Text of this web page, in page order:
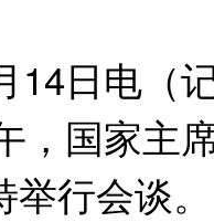
14日电
，国家主
行会谈。